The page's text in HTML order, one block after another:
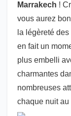
Marrakech !
vous aurez
la légèreté
en fait un
plus embelli
charmantes
nombreuses
chaque nuit au